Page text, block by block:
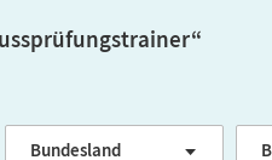
“
Bundesland